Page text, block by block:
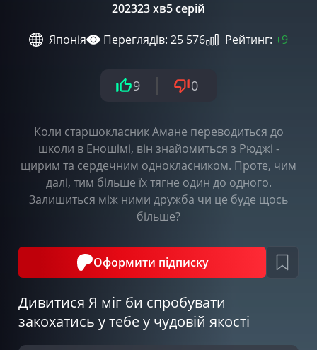
202323 хв5 серій
Японія
Переглядів: 25 576 Рейтинг: +9
9 0
Коли старшокласник Амане переводиться до
школи в Еношімі, він знайомиться з Рюджі -
щирим та сердечним однокласником. Проте, чим
далі, тим більше їх тягне один до одного.
Залишиться між ними дружба чи це буде щось
більше?
Оформити підписку
Дивитися Я міг би спробувати
закохатись у тебе у чудовій якості